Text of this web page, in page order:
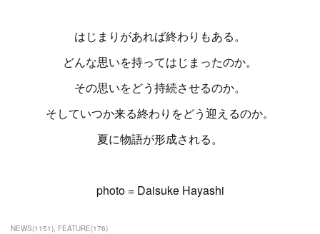
はじまりがあれば終わりもある。
どんな思いを持ってはじまったのか。
その思いをどう持続させるのか。
そしていつか来る終わりをどう迎えるのか。
夏に物語が形成される。
photo = Daisuke Hayashi
NEWS(1151) FEATURE(176)